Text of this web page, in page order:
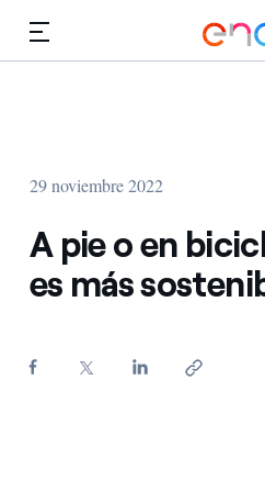
29 noviembre 2022
A pie o en
es más